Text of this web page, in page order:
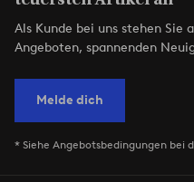
Als Kunde bei uns stehen
Angeboten, spannenden
Melde dich
* Siehe Angebotsbedingungen bei